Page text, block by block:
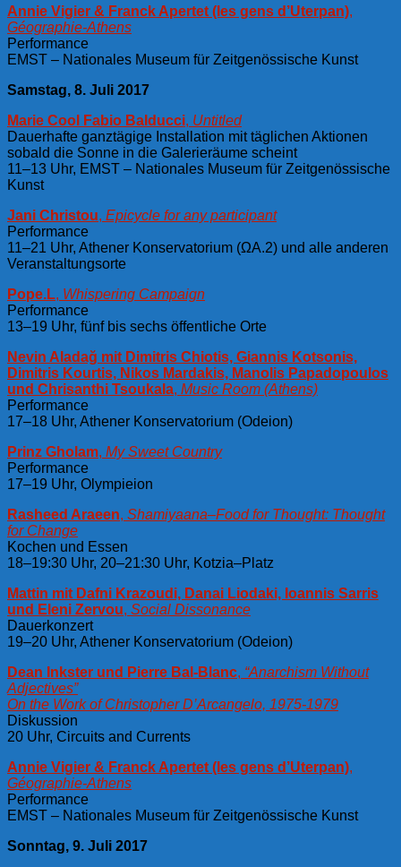
Annie Vigier & Franck Apertet (les gens d’Uterpan),
Géographie-Athens
Performance
EMST – Nationales Museum für Zeitgenössische Kunst
Samstag, 8. Juli 2017
Marie Cool Fabio Balducci, Untitled
Dauerhafte ganztägige Installation mit täglichen Aktionen
sobald die Sonne in die Galerieräume scheint
11–13 Uhr, EMST – Nationales Museum für Zeitgenössische
Kunst
Jani Christou, Epicycle for any participant
Performance
11–21 Uhr, Athener Konservatorium (ΩA.2) und alle anderen
Veranstaltungsorte
Pope.L, Whispering Campaign
Performance
13–19 Uhr, fünf bis sechs öffentliche Orte
Nevin Aladağ mit Dimitris Chiotis, Giannis Kotsonis,
Dimitris Kourtis, Nikos Mardakis, Manolis Papadopoulos
und Chrisanthi Tsoukala, Music Room (Athens)
Performance
17–18 Uhr, Athener Konservatorium (Odeion)
Prinz Gholam, My Sweet Country​
Performance
17–19 Uhr, Olympieion
Rasheed Araeen, Shamiyaana–Food for Thought: Thought
for Change
Kochen und Essen
18–19:30 Uhr, 20–21:30 Uhr, Kotzia–Platz
Mattin mit Dafni Krazoudi, Danai Liodaki, Ioannis Sarris
und Eleni Zervou, Social Dissonance
Dauerkonzert
19–20 Uhr, Athener Konservatorium (Odeion)
Dean Inkster und Pierre Bal-Blanc, “Anarchism Without
Adjectives”
On the Work of Christopher D’Arcangelo, 1975-1979
Diskussion
20 Uhr, Circuits and Currents
Annie Vigier & Franck Apertet (les gens d’Uterpan),
Géographie-Athens
Performance
EMST – Nationales Museum für Zeitgenössische Kunst
Sonntag, 9. Juli 2017